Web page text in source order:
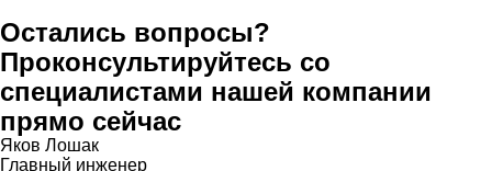
Остались вопросы?
Проконсультируйтесь со
специалистами нашей компании
прямо сейчас
Яков Лошак
Главный инженер